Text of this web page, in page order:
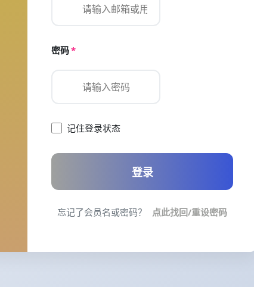
密码*
记住登录状态
登录
忘记了会员名或密码？ 点此找回/重设密码